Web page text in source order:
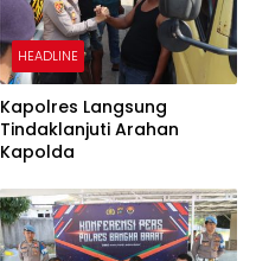
HEADLINE
Kapolres Langsung
Tindaklanjuti Arahan
Kapolda